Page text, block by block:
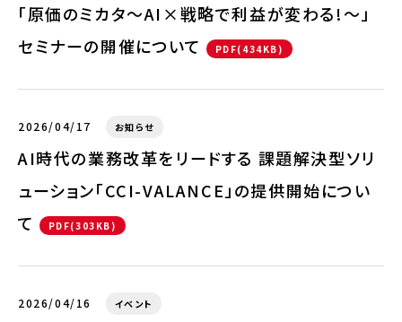
「原価のミカタ～AI×戦略で利益が変わる!～」
セミナーの開催について
PDF(434KB)
2026/04/17 お知らせ
AI時代の業務改革をリードする 課題解決型ソリ
ューション「CCI-VALANCE」の提供開始につい
て
PDF(303KB)
2026/04/16 イベント